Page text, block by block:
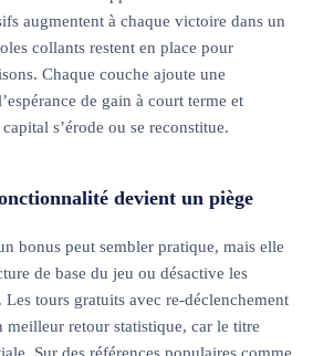
augmentent à chaque victoire dans un
collants restent en place pour
Chaque couche ajoute une
de gain à court terme et
s’érode ou se reconstitue.
devient un piège
bonus peut sembler pratique, mais elle
de base du jeu ou désactive les
tours gratuits avec re-déclenchement
meilleur retour statistique, car le titre